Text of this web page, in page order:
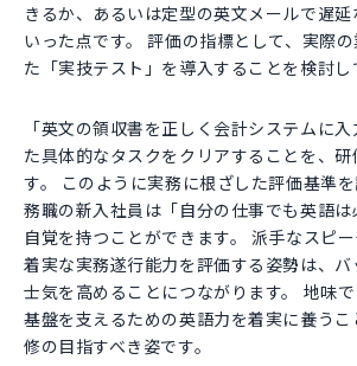
きるか、あるいは定型の英文メールで遅
いった点です。 評価の指標として、実際
た「実技テスト」を導入することを検討し
「英文の領収書を正しく会計システムに
た具体的なタスクをクリアすることを、
す。 このように実務に根ざした評価基準
務職の新入社員は「自分の仕事でも英語
自覚を持つことができます。 派手なスピー
着実な実務遂行能力を評価する姿勢は、
士気を高めることにつながります。 地味
基盤を支えるための英語力を着実に養う
修の目指すべき姿です。